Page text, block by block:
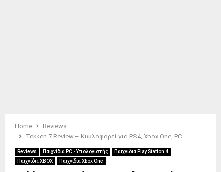
Home
Reviews
Tekken 7 Review – Κυκλοφορεί για PS4, Xbox One, PC
Reviews Παιχνίδια PC - Υπολογιστής
Παιχνίδια Play Station 4
Παιχνίδια XBOX
Παιχνίδια Xbox One